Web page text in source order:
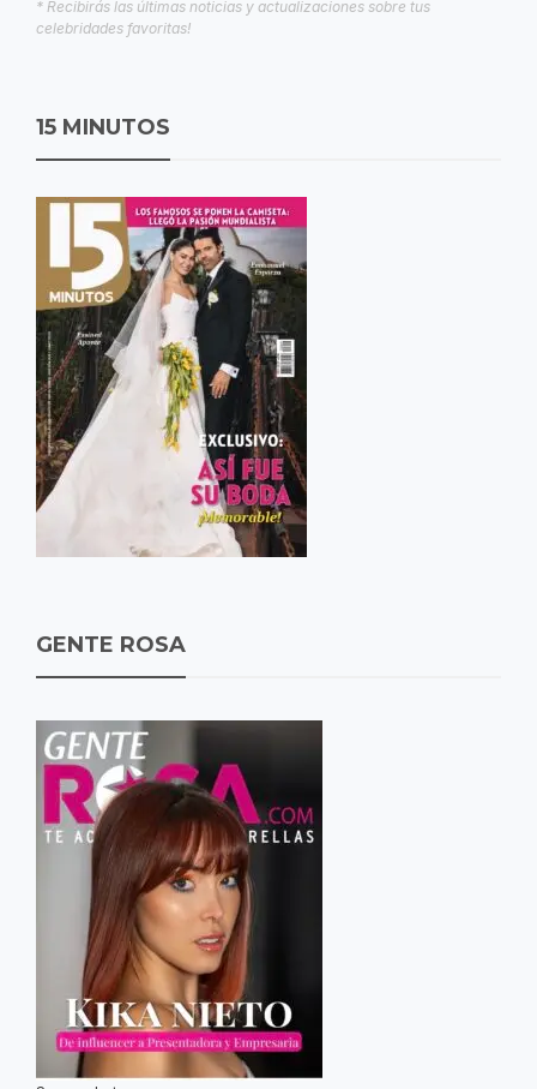
* Recibirás las últimas noticias y actualizaciones sobre tus
celebridades favoritas!
15 MINUTOS
GENTE ROSA